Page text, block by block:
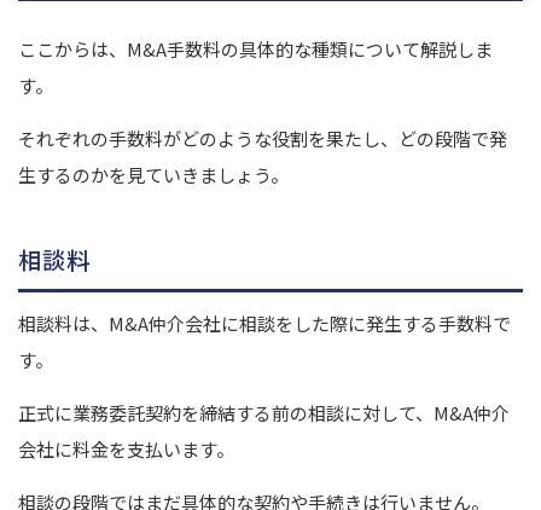
ここからは、M&A手数料の具体的な種類について解説しま
す。
それぞれの手数料がどのような役割を果たし、どの段階で発
生するのかを見ていきましょう。
相談料
相談料は、M&A仲介会社に相談をした際に発生する手数料で
す。
正式に業務委託契約を締結する前の相談に対して、M&A仲介
会社に料金を支払います。
相談の段階ではまだ具体的な契約や手続きは行いません。